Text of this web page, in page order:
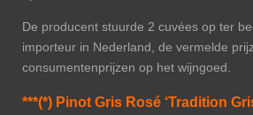
De producent stuurde 2 cuvées op ter
importeur in Nederland, de vermelde
consumentenprijzen op het wijngoed.
***(*) Pinot Gris Rosé ‘Tradition